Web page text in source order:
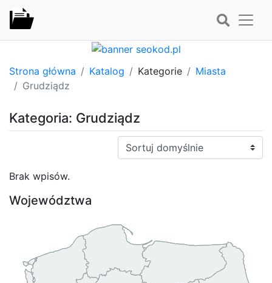
Strona główna Katalog Kategorie
Miasta
Grudziądz
Kategoria: Grudziądz
Sortuj:
Brak wpisów.
Województwa